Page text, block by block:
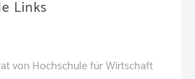
Links
von Hochschule für Wirtschaft